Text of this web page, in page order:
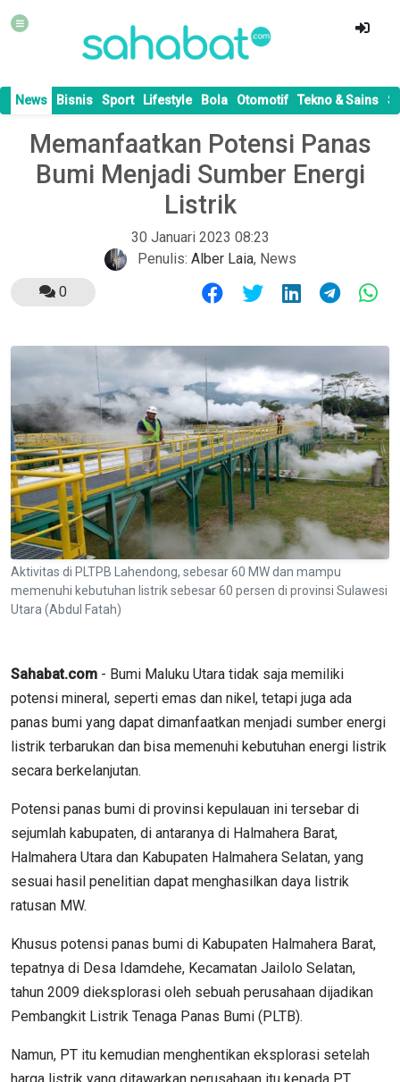
News Bisnis Sport Lifestyle Bola Otomotif Tekno & Sains
Memanfaatkan Potensi Panas
Bumi Menjadi Sumber Energi
Listrik
30 Januari 2023 08:23
Penulis: Alber Laia, News
0
Aktivitas di PLTPB Lahendong, sebesar 60 MW dan mampu
memenuhi kebutuhan listrik sebesar 60 persen di provinsi Sulawesi
Utara (Abdul Fatah)
Sahabat.com - Bumi Maluku Utara tidak saja memiliki
potensi mineral, seperti emas dan nikel, tetapi juga ada
panas bumi yang dapat dimanfaatkan menjadi sumber energi
listrik terbarukan dan bisa memenuhi kebutuhan energi listrik
secara berkelanjutan.
Potensi panas bumi di provinsi kepulauan ini tersebar di
sejumlah kabupaten, di antaranya di Halmahera Barat,
Halmahera Utara dan Kabupaten Halmahera Selatan, yang
sesuai hasil penelitian dapat menghasilkan daya listrik
ratusan MW.
Khusus potensi panas bumi di Kabupaten Halmahera Barat,
tepatnya di Desa Idamdehe, Kecamatan Jailolo Selatan,
tahun 2009 dieksplorasi oleh sebuah perusahaan dijadikan
Pembangkit Listrik Tenaga Panas Bumi (PLTB).
Namun, PT itu kemudian menghentikan eksplorasi setelah